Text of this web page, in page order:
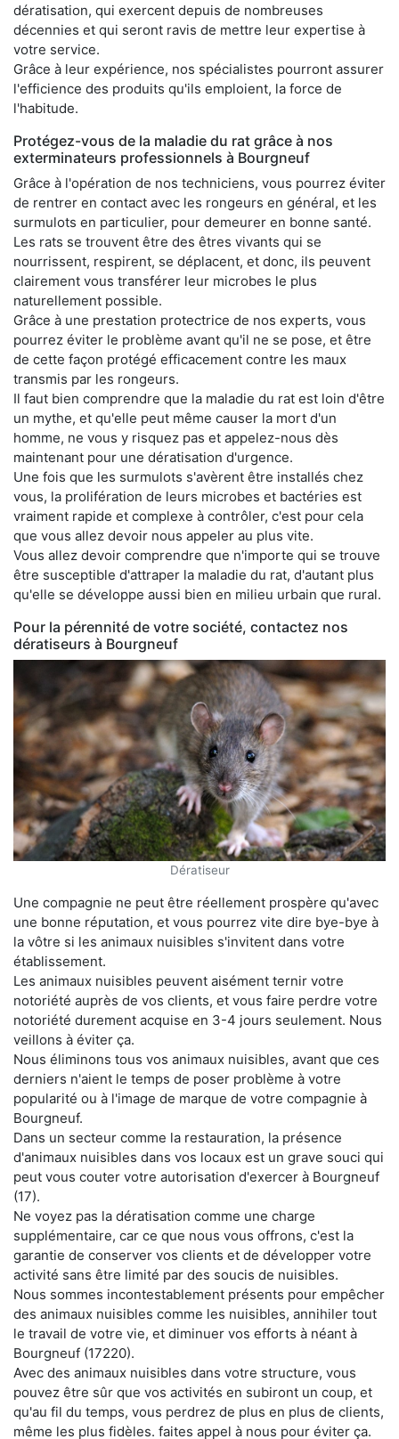
dératisation, qui exercent depuis de nombreuses
décennies et qui seront ravis de mettre leur expertise à
votre service.
Grâce à leur expérience, nos spécialistes pourront assurer
l'efficience des produits qu'ils emploient, la force de
l'habitude.
Protégez-vous de la maladie du rat grâce à nos
exterminateurs professionnels à Bourgneuf
Grâce à l'opération de nos techniciens, vous pourrez éviter
de rentrer en contact avec les rongeurs en général, et les
surmulots en particulier, pour demeurer en bonne santé.
Les rats se trouvent être des êtres vivants qui se
nourrissent, respirent, se déplacent, et donc, ils peuvent
clairement vous transférer leur microbes le plus
naturellement possible.
Grâce à une prestation protectrice de nos experts, vous
pourrez éviter le problème avant qu'il ne se pose, et être
de cette façon protégé efficacement contre les maux
transmis par les rongeurs.
Il faut bien comprendre que la maladie du rat est loin d'être
un mythe, et qu'elle peut même causer la mort d'un
homme, ne vous y risquez pas et appelez-nous dès
maintenant pour une dératisation d'urgence.
Une fois que les surmulots s'avèrent être installés chez
vous, la prolifération de leurs microbes et bactéries est
vraiment rapide et complexe à contrôler, c'est pour cela
que vous allez devoir nous appeler au plus vite.
Vous allez devoir comprendre que n'importe qui se trouve
être susceptible d'attraper la maladie du rat, d'autant plus
qu'elle se développe aussi bien en milieu urbain que rural.
Pour la pérennité de votre société, contactez nos
dératiseurs à Bourgneuf
Dératiseur
Une compagnie ne peut être réellement prospère qu'avec
une bonne réputation, et vous pourrez vite dire bye-bye à
la vôtre si les animaux nuisibles s'invitent dans votre
établissement.
Les animaux nuisibles peuvent aisément ternir votre
notoriété auprès de vos clients, et vous faire perdre votre
notoriété durement acquise en 3-4 jours seulement. Nous
veillons à éviter ça.
Nous éliminons tous vos animaux nuisibles, avant que ces
derniers n'aient le temps de poser problème à votre
popularité ou à l'image de marque de votre compagnie à
Bourgneuf.
Dans un secteur comme la restauration, la présence
d'animaux nuisibles dans vos locaux est un grave souci qui
peut vous couter votre autorisation d'exercer à Bourgneuf
(17).
Ne voyez pas la dératisation comme une charge
supplémentaire, car ce que nous vous offrons, c'est la
garantie de conserver vos clients et de développer votre
activité sans être limité par des soucis de nuisibles.
Nous sommes incontestablement présents pour empêcher
des animaux nuisibles comme les nuisibles, annihiler tout
le travail de votre vie, et diminuer vos efforts à néant à
Bourgneuf (17220).
Avec des animaux nuisibles dans votre structure, vous
pouvez être sûr que vos activités en subiront un coup, et
qu'au fil du temps, vous perdrez de plus en plus de clients,
même les plus fidèles. faites appel à nous pour éviter ça.